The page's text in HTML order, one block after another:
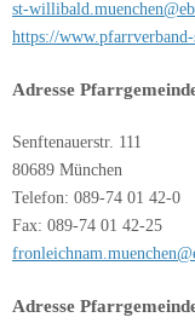
st-
https://
Adresse
Senftenauerstr. 111
80689 München
Telefon: 089-74 01 42-0
Fax: 089-74 01 42-25
Adresse